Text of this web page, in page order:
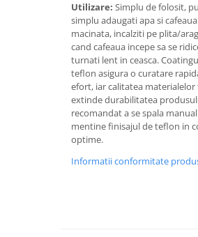
Utilizare: Simplu de folosit,
simplu adaugati apa si cafeaua
macinata, incalziti pe plita/
cand cafeaua incepe sa se
turnati lent in ceasca.
teflon asigura o curatare
efort, iar calitatea
extinde durabilitatea
recomandat a se spala
mentine finisajul de teflon in
optime.
Informatii conformitate